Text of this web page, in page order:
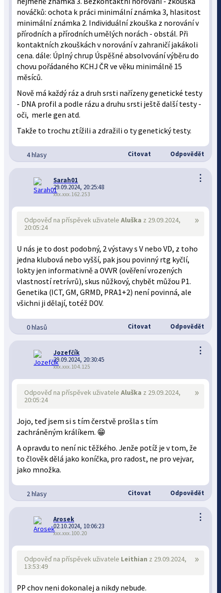
nováčků: ochota k práci minimální známka 3, hlasitost
minimální známka 2. Individuální zkouška z norování v
přírodních a přírodních umělých norách - obstál. Při
kontaktních zkouškách v norování v zahraničí jakákoli
cena. dále: Úplný chrup Úspěšné absolvování výběru do
chovu pořádaného KCHJ ČR ve věku minimálně 15
měsíců.
Nově má každý ráz a druh srsti nařízeny genetické testy
- DNA profil a podle rázu a druhu srsti ještě další testy -
oči, merle gen atd.
Takže to trochu ztížili a zdražili o ty genetický testy.
4 hlasy Citovat Odpovědět
⋮
Sarah01
29.09.2024, 20:25:48
xxx.xxx.162.253
»
Odpověď na příspěvek uživateleAluška z 29.09.2024,
20:05:24
U nás je to dost podobný, 2 výstavy s V nebo VD, z toho
jedna klubová nebo vyšší, pak jsou povinný rtg kyčlí,
lokty jen informativně a OVVR (ověření vrozených
vlastností retrívrů), skus nůžkový, chybět můžou P1.
Genetika (ICT, GM, GRMD, PRA1+2) není povinná, ale
všichni ji dělají, totéž DOV.
0 hlasů Citovat Odpovědět
⋮
Jozefčík
29.09.2024, 20:30:45
xxx.xxx.104.125
»
Odpověď na příspěvek uživateleAluška z 29.09.2024,
20:05:24
Jojo, teď jsem si s tím čerstvě prošla s tím
zachráněným králíkem. 😁
A opravdu to není nic těžkého. Jenže potíž je v tom, že
to člověk dělá jako koníčka, pro radost, ne pro vejvar,
jako množka.
2 hlasy Citovat Odpovědět
⋮
Arosek
02.10.2024, 10:06:23
xxx.xxx.100.20
»
Odpověď na příspěvek uživatele Leithian z 29.09.2024,
13:53:49
PP chov neni dokonalej a nikdy nebude.